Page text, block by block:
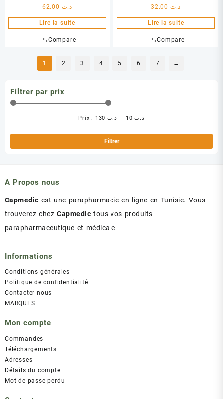
د.ت
Lire la suite
⇆Compare
د.ت
Lire la suite
⇆Compare
1 2 3 4 5 6 7 →
Filtrer par prix
min
Filtrer
Prix : د.ت 10 — د.ت 130
A Propos nous
Capmedic est une parapharmacie en ligne en Tunisie. Vous
trouverez chezCapmedic tous vos produits
parapharmaceutique et médicale
Informations
Conditions générales
Politique de confidentialité
Contacter nous
MARQUES
Mon compte
Commandes
Téléchargements
Adresses
Détails du compte
Mot de passe perdu